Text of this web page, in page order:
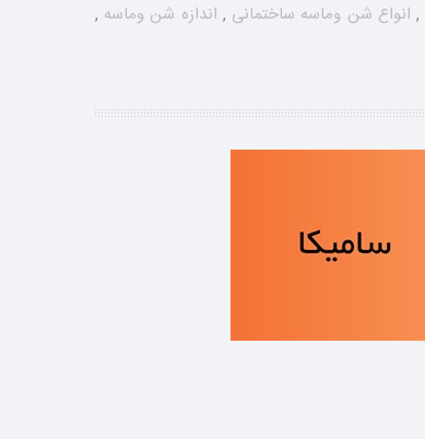
, انواع شن وماسه ساختمانی , اندازه شن وماسه ,